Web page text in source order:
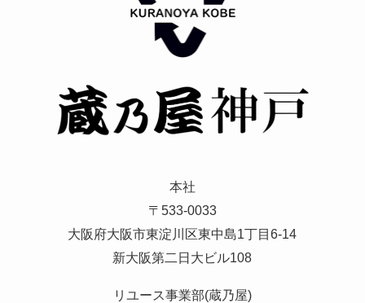
本社
〒533-0033
大阪府大阪市東淀川区東中島1丁目6-14
新大阪第二日大ビル108
リユース事業部(蔵乃屋)